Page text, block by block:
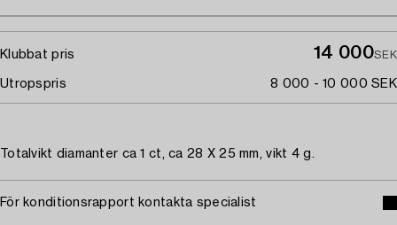
Klubbat pris 14 000SEK
Utropspris 8 000 - 10 000 SEK
Totalvikt diamanter ca 1 ct, ca 28 X 25 mm, vikt 4 g.
För konditionsrapport kontakta specialist